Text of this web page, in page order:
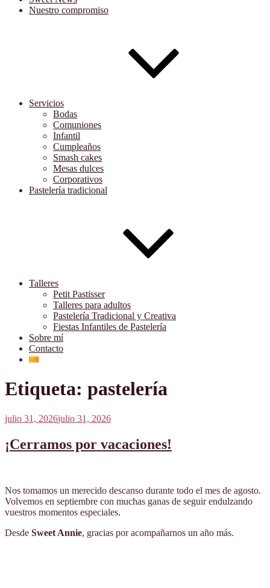
Nuestro compromiso
Servicios
Bodas
Comuniones
Infantil
Cumpleaños
Smash cakes
Mesas dulces
Corporativos
Pastelería tradicional
Talleres
Petit Pastisser
Talleres para adultos
Pastelería Tradicional y Creativa
Fiestas Infantiles de Pastelería
Sobre mí
Contacto
Etiqueta: pastelería
Publicado
julio 31, 2026julio 31, 2026
¡Cerramos por vacaciones!
Nos tomamos un merecido descanso durante todo el mes de agosto.
Volvemos en septiembre con muchas ganas de seguir endulzando
vuestros momentos especiales.
Desde Sweet Annie, gracias por acompañarnos un año más.